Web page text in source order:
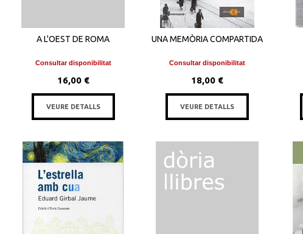
A L'OEST DE ROMA
Consultar disponibilitat
16,00 €
VEURE DETALLS
UNA MEMÒRIA COMPARTIDA
Consultar disponibilitat
18,00 €
VEURE DETALLS